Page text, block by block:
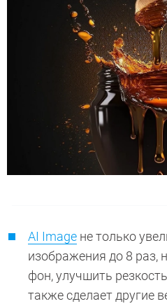
AI Image не только
изображения до 8 раз,
фон, улучшить
также сделает другие